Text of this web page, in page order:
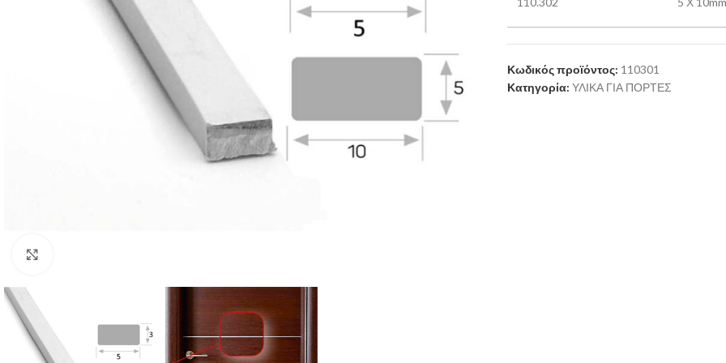
Κωδικός προϊόντος: 110301
Κατηγορία: ΥΛΙΚΑ ΓΙΑ ΠΟΡΤΕΣ